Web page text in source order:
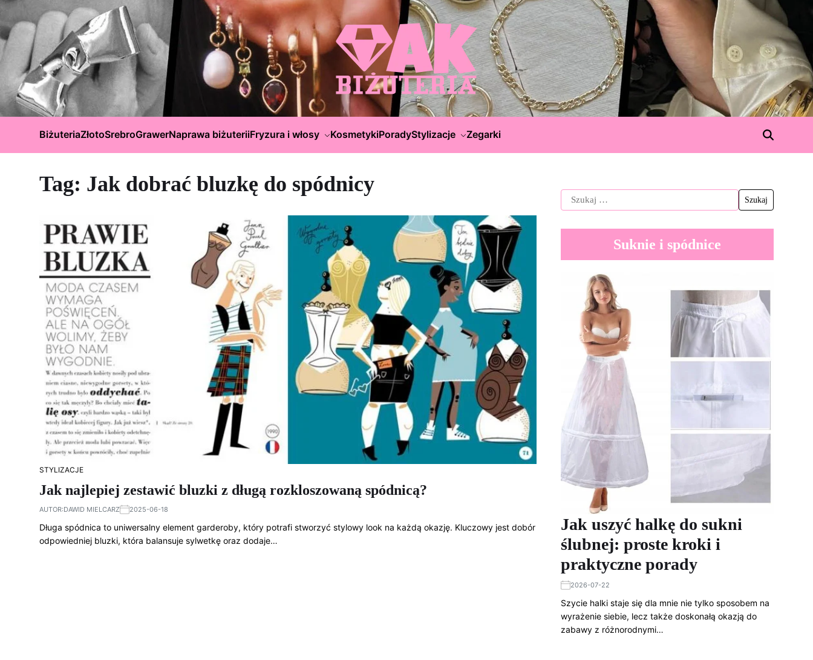
BiżuteriaZłotoSrebroGrawerNaprawa biżuteriiFryzura i włosy KosmetykiPoradyStylizacje Zegarki
Tag: Jak dobrać bluzkę do spódnicy
STYLIZACJE
Jak najlepiej zestawić bluzki z długą rozkloszowaną spódnicą?
AUTOR:DAWID MIELCARZ 2025-06-18
Długa spódnica to uniwersalny element garderoby, który potrafi stworzyć stylowy look na każdą okazję. Kluczowy jest dobór
odpowiedniej bluzki, która balansuje sylwetkę oraz dodaje…
Suknie i spódnice
Jak uszyć halkę do sukni
ślubnej: proste kroki i
praktyczne porady
2026-07-22
Szycie halki staje się dla mnie nie tylko sposobem na
wyrażenie siebie, lecz także doskonałą okazją do
zabawy z różnorodnymi…